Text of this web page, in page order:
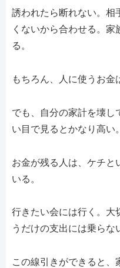
誘われたら断れない。相
くないから合わせる。家
る。
もちろん、人に使うお金
でも、自分の家計を壊し
い目で見るとかなり高い。
お金が残る人は、ケチと
いる。
行きたい会には行く。大
うだけの支出には乗らな
この線引きができると、